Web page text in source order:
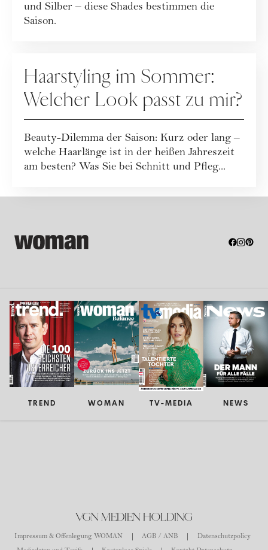
und Silber – diese Shades bestimmen die
Saison.
Haarstyling im Sommer:
Welcher Look passt zu mir?
Beauty-Dilemma der Saison: Kurz oder lang –
welche Haarlänge ist in der heißen Jahreszeit
am besten? Was Sie bei Schnitt und Pfleg...
TREND WOMAN TV-MEDIA NEWS
VGN MEDIEN HOLDING
Impressum & Offenlegung WOMAN AGB / ANB
Datenschutzpolicy